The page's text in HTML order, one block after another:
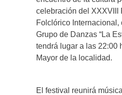
celebración del XXXVIII
Folclórico Internacional,
Grupo de Danzas “La
tendrá lugar a las 22:00
Mayor de la localidad.
El festival reunirá